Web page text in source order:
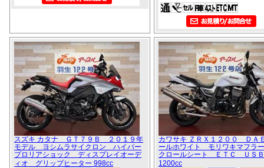
スズキ カタナ ＧＴ７９Ｂ ２０１９年
モデル ヨシムラサイクロン ハイパー
プロリアショック ディスプレイオーデ
ィオ グリップヒーター 998cc
カワサキ ＺＲＸ１２００ Ｄ
ールホワイト モリワキマフラ
クロールシート ＥＴＣ ＵＳＢ
1200cc